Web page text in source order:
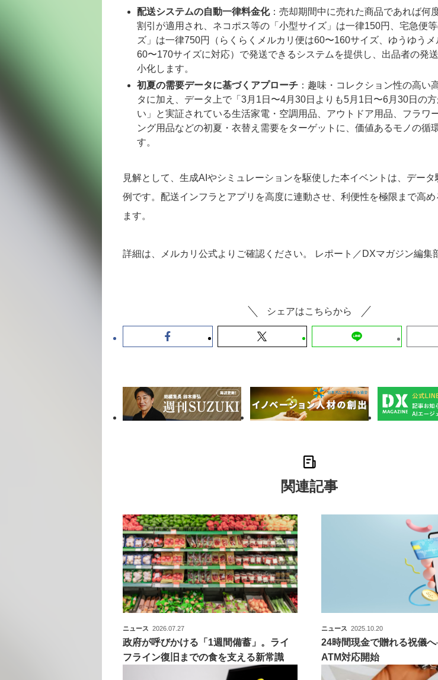
配送システムの自動一律料金化：売却期間中に売れた商品であれば何
割引が適用され、ネコポス等の「小型サイズ」は一律150円、宅急便
ズ」は一律750円（らくらくメルカリ便は60〜160サイズ、ゆうゆうメ
60〜170サイズに対応）で発送できるシステムを提供し、出品者の発
小化します。
初夏の需要データに基づくアプローチ ：趣味・コレクション性の高い
タに加え、データ上で「3月1日〜4月30日よりも5月1日〜6月30日の
い」と実証されている生活家電・空調用品、アウトドア用品、フラワ
ング用品などの初夏・衣替え需要をターゲットに、価値あるモノの循
す。
見解として、生成AIやシミュレーションを駆使した本イベントは、デー
例です。配送インフラとアプリを高度に連動させ、利便性を極限まで高め
ます。
詳細は、メルカリ公式よりご確認ください。 レポート／DXマガジン編集
シェアはこちらから
関連記事
ニュース 2026.07.27
政府が呼びかける「1週間備蓄」。ライ
フライン復旧までの食を支える新常識
ニュース 2025.10.20
24時間現金で贈れる祝儀
ATM対応開始